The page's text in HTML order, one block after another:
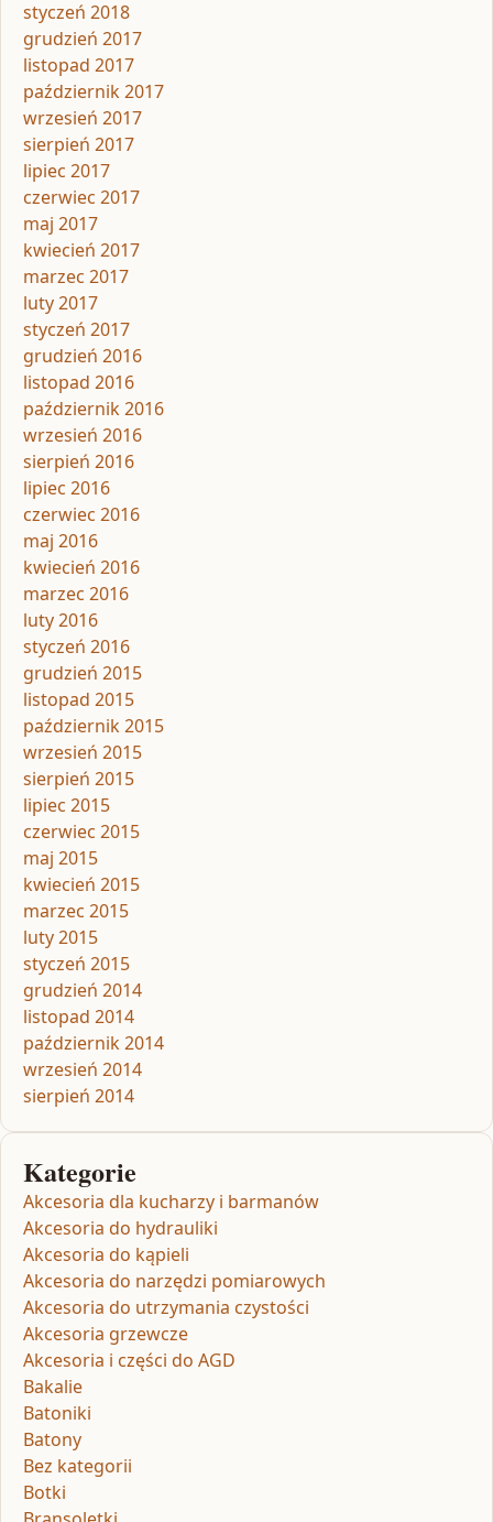
styczeń 2018
grudzień 2017
listopad 2017
październik 2017
wrzesień 2017
sierpień 2017
lipiec 2017
czerwiec 2017
maj 2017
kwiecień 2017
marzec 2017
luty 2017
styczeń 2017
grudzień 2016
listopad 2016
październik 2016
wrzesień 2016
sierpień 2016
lipiec 2016
czerwiec 2016
maj 2016
kwiecień 2016
marzec 2016
luty 2016
styczeń 2016
grudzień 2015
listopad 2015
październik 2015
wrzesień 2015
sierpień 2015
lipiec 2015
czerwiec 2015
maj 2015
kwiecień 2015
marzec 2015
luty 2015
styczeń 2015
grudzień 2014
listopad 2014
październik 2014
wrzesień 2014
sierpień 2014
Kategorie
Akcesoria dla kucharzy i barmanów
Akcesoria do hydrauliki
Akcesoria do kąpieli
Akcesoria do narzędzi pomiarowych
Akcesoria do utrzymania czystości
Akcesoria grzewcze
Akcesoria i części do AGD
Bakalie
Batoniki
Batony
Bez kategorii
Botki